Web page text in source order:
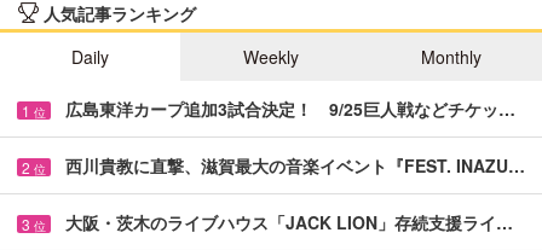
人気記事ランキング
Daily
Weekly Monthly
1 位 広島東洋カープ追加3試合決定！ 9/25巨人戦などチケッ…
2 位 西川貴教に直撃、滋賀最大の音楽イベント『FEST. INAZU…
3 位 大阪・茨木のライブハウス「JACK LION」存続支援ライ…